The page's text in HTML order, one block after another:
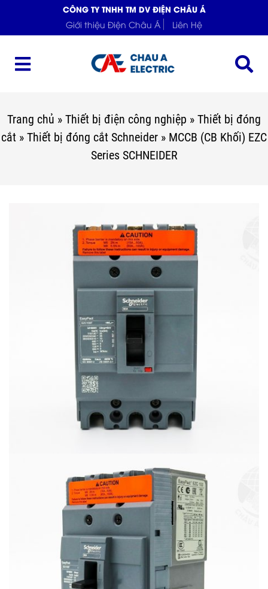
CÔNG TY TNHH TM DV ĐIỆN CHÂU Á
Giới thiệu Điện Châu Á
Liên Hệ
Trang chủ » Thiết bị điện công nghiệp » Thiết bị đóng
cắt » Thiết bị đóng cắt Schneider » MCCB (CB Khối) EZC
Series SCHNEIDER